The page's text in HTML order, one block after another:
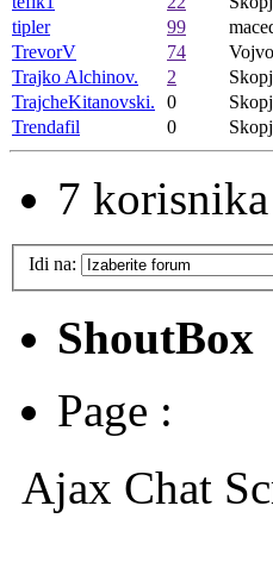
tipler
99
TrevorV
74
Trajko Alchinov.
2
TrajcheKitanovski.
0
Trendafil
0
7
Idi na:
ShoutBox
Page :
Ajax Chat